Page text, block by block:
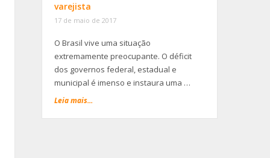
varejista
17 de maio de 2017
O Brasil vive uma situação
extremamente preocupante. O déficit
dos governos federal, estadual e
municipal é imenso e instaura uma …
Leia mais...